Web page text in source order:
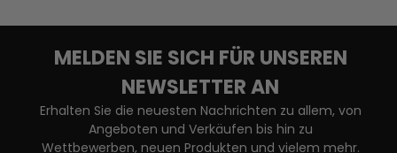
MELDEN SIE SICH FÜR UNSEREN
NEWSLETTER AN
Erhalten Sie die neuesten Nachrichten zu allem, von
Angeboten und Verkäufen bis hin zu
Wettbewerben, neuen Produkten und vielem mehr.